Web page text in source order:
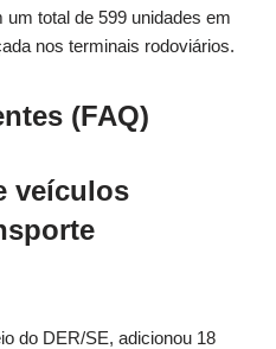
total de 599 unidades em
nos terminais rodoviários.
(FAQ)
veículos
do DER/SE, adicionou 18